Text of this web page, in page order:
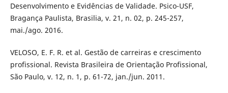
Desenvolvimento e Evidências de Validade. Psico-USF,
Bragança Paulista, Brasilia, v. 21, n. 02, p. 245-257,
mai./ago. 2016.
VELOSO, E. F. R. et al. Gestão de carreiras e crescimento
profissional. Revista Brasileira de Orientação Profissional,
São Paulo, v. 12, n. 1, p. 61-72, jan./jun. 2011.